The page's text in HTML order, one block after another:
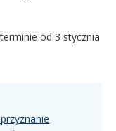
od 3 stycznia